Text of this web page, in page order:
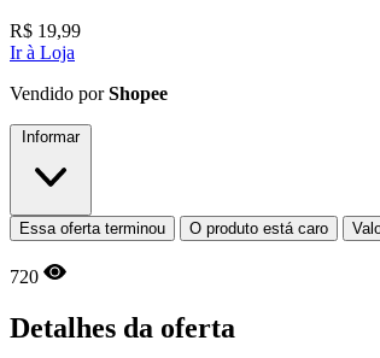
R$ 19,99
Ir à Loja
Vendido porShopee
Informar
Essa oferta terminou O produto está caro
720
Detalhes da oferta